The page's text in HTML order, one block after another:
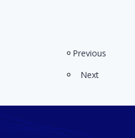
Previous
Next